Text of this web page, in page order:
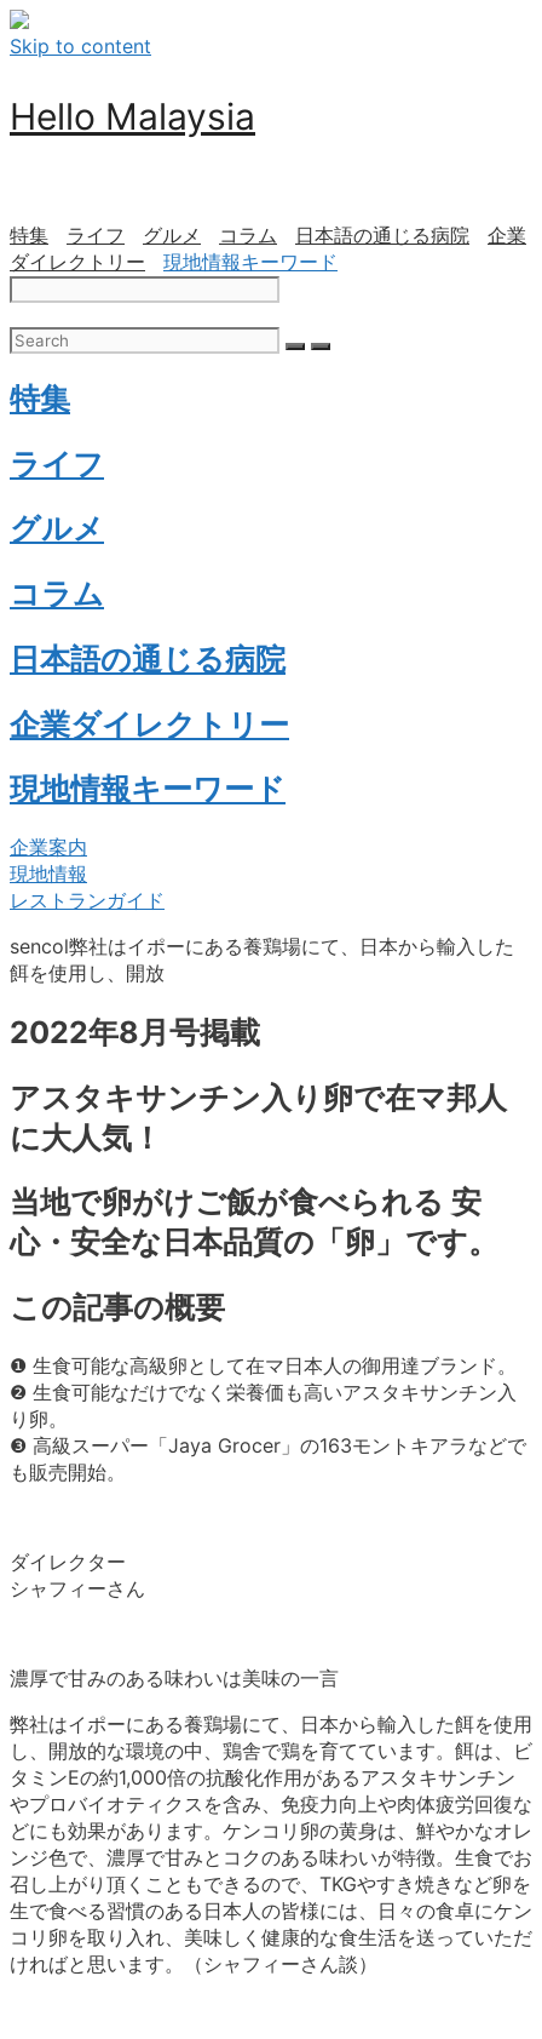
Skip to content
Hello Malaysia
特集 ライフ グルメ コラム 日本語の通じる病院
企業
ダイレクトリー
現地情報キーワード
特集
ライフ
グルメ
コラム
日本語の通じる病院
企業ダイレクトリー
現地情報キーワード
企業案内
現地情報
レストランガイド
sencol弊社はイポーにある養鶏場にて、日本から輸入した
餌を使用し、開放
2022年8月号掲載
アスタキサンチン入り卵で在マ邦人
に大人気！
当地で卵がけご飯が食べられる 安
心・安全な日本品質の「卵」です。
この記事の概要
❶ 生食可能な高級卵として在マ日本人の御用達ブランド。
❷ 生食可能なだけでなく栄養価も高いアスタキサンチン入
り卵。
❸ 高級スーパー「Jaya Grocer」の163モントキアラなどで
も販売開始。
ダイレクター
シャフィーさん
濃厚で甘みのある味わいは美味の一言
弊社はイポーにある養鶏場にて、日本から輸入した餌を使用
し、開放的な環境の中、鶏舎で鶏を育てています。餌は、ビ
タミンEの約1,000倍の抗酸化作用があるアスタキサンチン
やプロバイオティクスを含み、免疫力向上や肉体疲労回復な
どにも効果があります。ケンコリ卵の黄身は、鮮やかなオレ
ンジ色で、濃厚で甘みとコクのある味わいが特徴。生食でお
召し上がり頂くこともできるので、TKGやすき焼きなど卵を
生で食べる習慣のある日本人の皆様には、日々の食卓にケン
コリ卵を取り入れ、美味しく健康的な食生活を送っていただ
ければと思います。（シャフィーさん談）